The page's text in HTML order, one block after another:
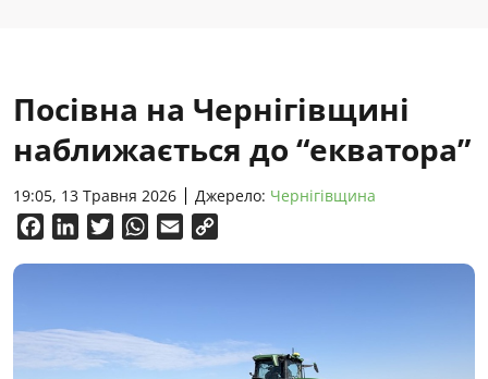
Посівна на Чернігівщині
наближається до “екватора”
19:05, 13 Травня 2026 Джерело: Чернігівщина
FacebookLinkedInTwitterWhatsApp
Email